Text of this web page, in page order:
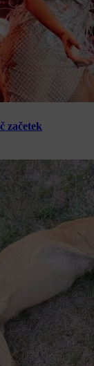
začetek